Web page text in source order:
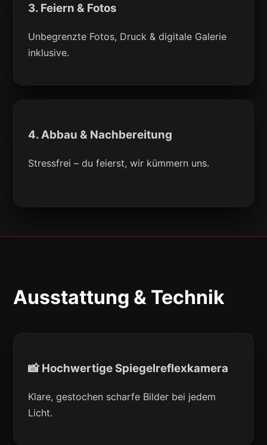
3. Feiern & Fotos
Unbegrenzte Fotos, Druck & digitale Galerie
inklusive.
4. Abbau & Nachbereitung
Stressfrei – du feierst, wir kümmern uns.
Ausstattung & Technik
📸 Hochwertige Spiegelreflexkamera
Klare, gestochen scharfe Bilder bei jedem
Licht.